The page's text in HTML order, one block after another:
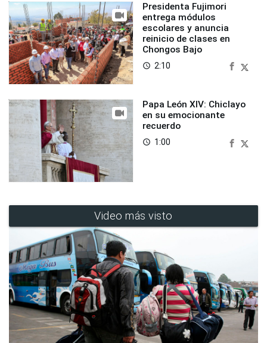
Presidenta Fujimori
entrega módulos
escolares y anuncia
reinicio de clases en
Chongos Bajo
access_time 2:10
Papa León XIV: Chiclayo
en su emocionante
recuerdo
access_time 1:00
Video más visto